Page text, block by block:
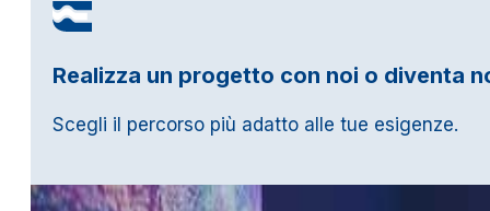
Realizza un progetto con noi o diventa
Scegli il percorso più adatto alle tue esigenze.